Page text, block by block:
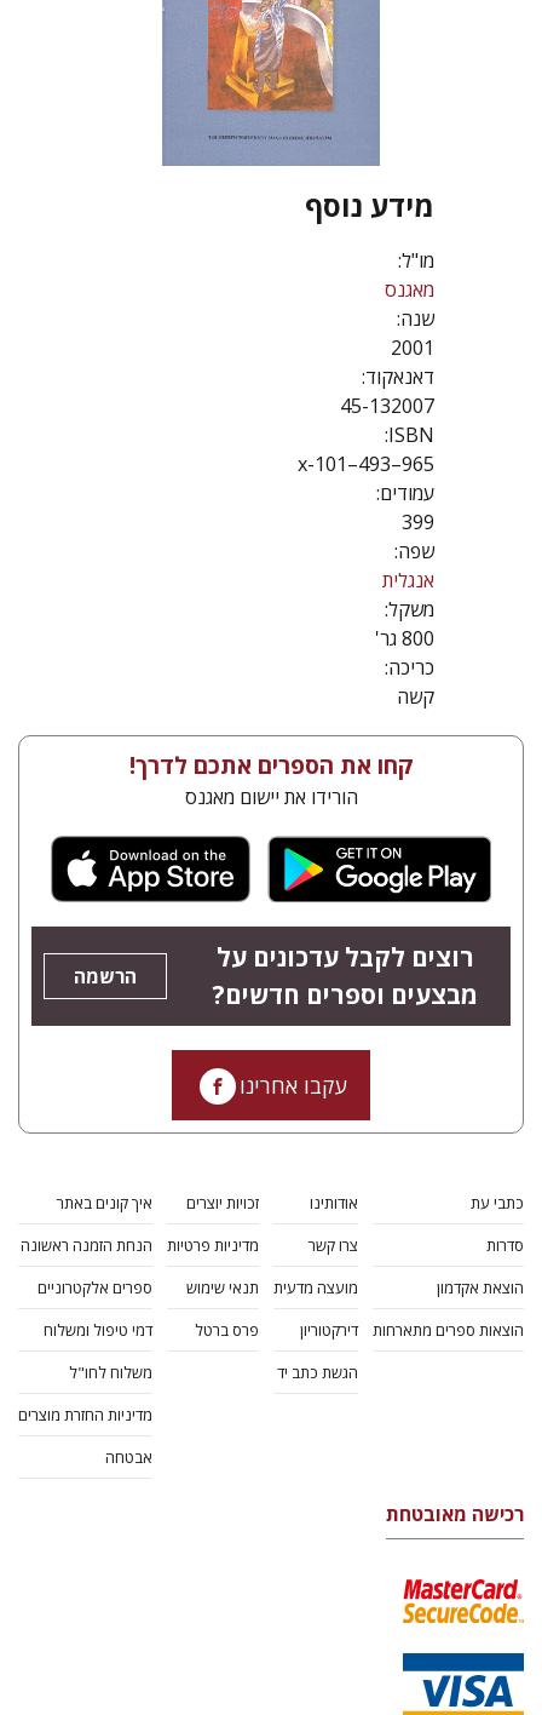
מידע נוסף
מו"ל:
מאגנס
שנה:
2001
דאנאקוד:
45-132007
ISBN:
965–493–101-x
עמודים:
399
שפה:
אנגלית
משקל:
800 גר'
כריכה:
קשה
קחו את הספרים אתכם לדרך!
הורידו את יישום מאגנס
רוצים לקבל עדכונים על
מבצעים וספרים חדשים?
הרשמה
עקבו אחרינו
כתבי עת
סדרות
הוצאת אקדמון
הוצאות ספרים מתארחות
אודותינו
צרו קשר
מועצה מדעית
דירקטוריון
הגשת כתב יד
זכויות יוצרים
מדיניות פרטיות
תנאי שימוש
פרס ברטל
איך קונים באתר
הנחת הזמנה ראשונה
ספרים אלקטרוניים
דמי טיפול ומשלוח
משלוח לחו"ל
מדיניות החזרת מוצרים
אבטחה
רכישה מאובטחת